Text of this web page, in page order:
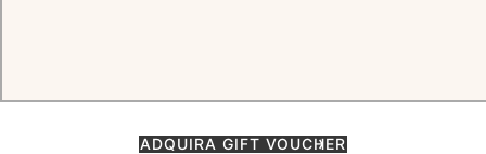
ADQUIRA GIFT VOUCHER